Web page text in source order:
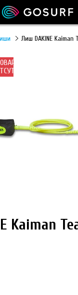
Лиш DAKINE Kaiman
Kaiman